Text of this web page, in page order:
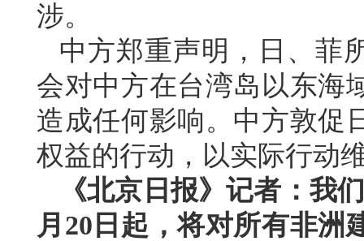
涉。
中方郑重声明，日、菲
会对中方在台湾岛以东海
造成任何影响。中方敦促
权益的行动，以实际行动
《北京日报》记者：我
月20日起，将对所有非洲